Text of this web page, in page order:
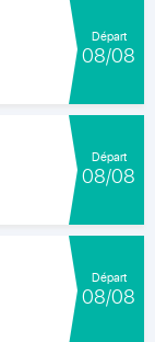
Départ
08/08
Départ
08/08
Départ
08/08